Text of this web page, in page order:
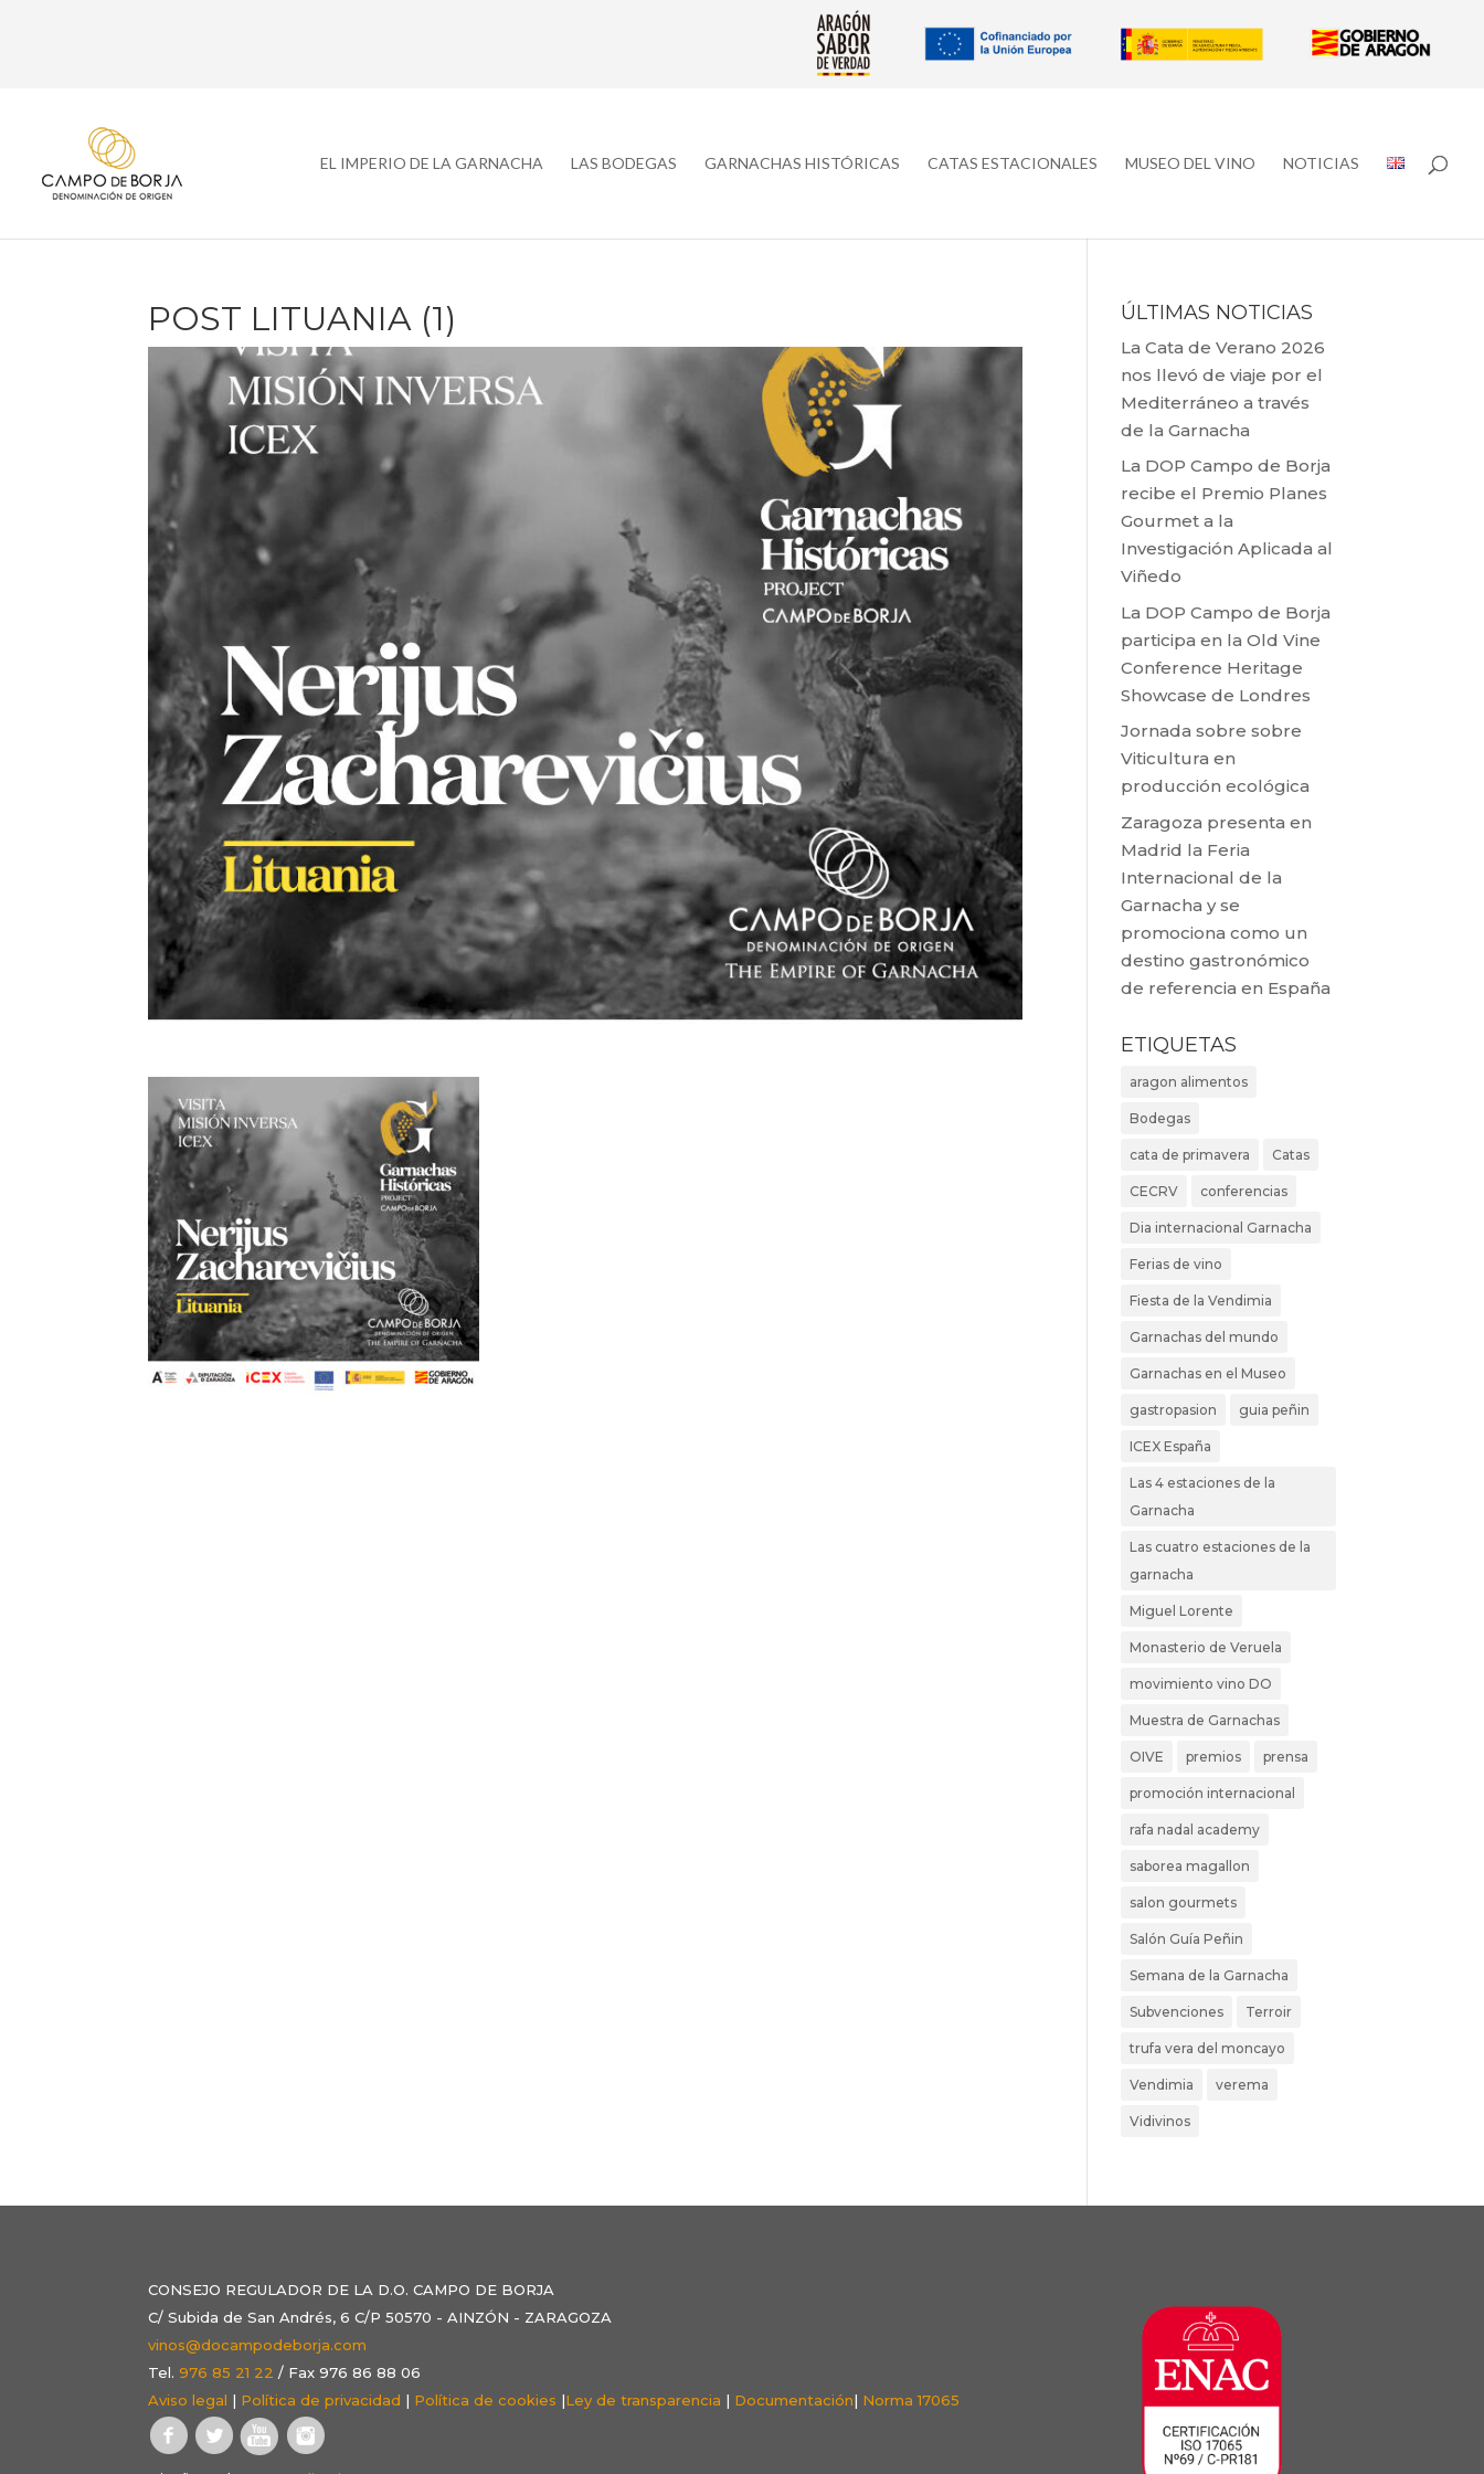
EL IMPERIO DE LA GARNACHA LAS BODEGAS GARNACHAS HISTÓRICAS CATAS ESTACIONALES MUSEO DEL VINO NOTICIAS
POST LITUANIA (1) ÚLTIMAS NOTICIAS
La Cata de Verano 2026
nos llevó de viaje por el
Mediterráneo a través
de la Garnacha
La DOP Campo de Borja
recibe el Premio Planes
Gourmet a la
Investigación Aplicada al
Viñedo
La DOP Campo de Borja
participa en la Old Vine
Conference Heritage
Showcase de Londres
Jornada sobre sobre
Viticultura en
producción ecológica
Zaragoza presenta en
Madrid la Feria
Internacional de la
Garnacha y se
promociona como un
destino gastronómico
de referencia en España
ETIQUETAS
aragon alimentos
Bodegas
cata de primavera Catas
CECRV conferencias
Dia internacional Garnacha
Ferias de vino
Fiesta de la Vendimia
Garnachas del mundo
Garnachas en el Museo
gastropasion guia peñin
ICEX España
Las 4 estaciones de la
Garnacha
Las cuatro estaciones de la
garnacha
Miguel Lorente
Monasterio de Veruela
movimiento vino DO
Muestra de Garnachas
OIVE premios prensa
promoción internacional
rafa nadal academy
saborea magallon
salon gourmets
Salón Guía Peñin
Semana de la Garnacha
Subvenciones Terroir
trufa vera del moncayo
Vendimia verema
Vidivinos
CONSEJO REGULADOR DE LA D.O. CAMPO DE BORJA
C/ Subida de San Andrés, 6 C/P 50570 - AINZÓN - ZARAGOZA
vinos@docampodeborja.com
Tel.976 85 21 22 / Fax 976 86 88 06
Aviso legal | Política de privacidad | Política de cookies |Ley de transparencia | Documentación| Norma 17065